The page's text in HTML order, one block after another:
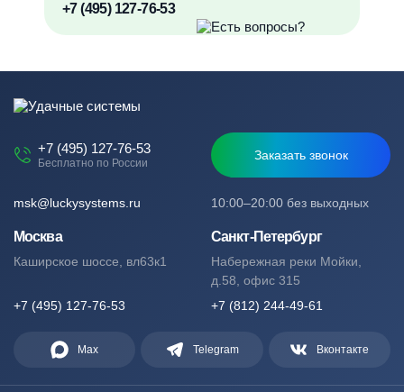
+7 (495) 127-76-53
+7 (495) 127-76-53
Бесплатно по России
Заказать звонок
10:00–20:00 без выходных
msk@luckysystems.ru
Москва
Каширское шоссе, вл63к1
+7 (495) 127-76-53
Санкт-Петербург
Набережная реки Мойки,
д.58, офис 315
+7 (812) 244-49-61
Max Telegram Вконтакте